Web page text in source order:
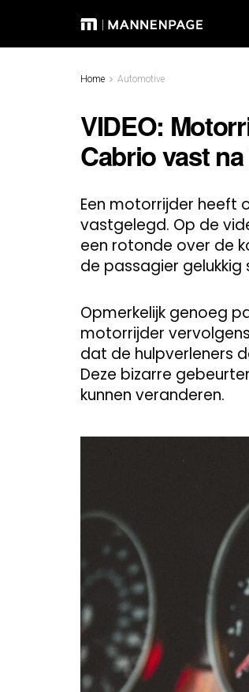
Home Automotive
VIDEO:
Cabrio vast
Een motorrijder heeft
vastgelegd. Op de
een rotonde over de
de passagier
Opmerkelijk genoeg
motorrijder
dat de hulpverleners
Deze bizarre
kunnen veranderen.